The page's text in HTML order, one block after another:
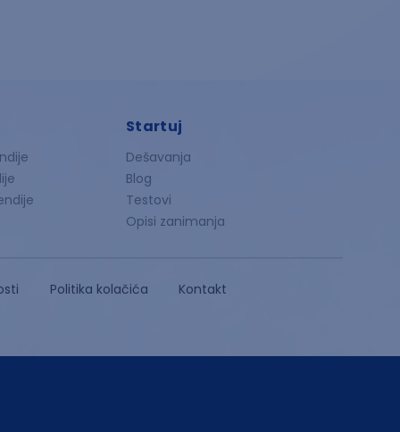
Startuj
Dešavanja
Blog
Testovi
Opisi zanimanja
Politika kolačića Kontakt